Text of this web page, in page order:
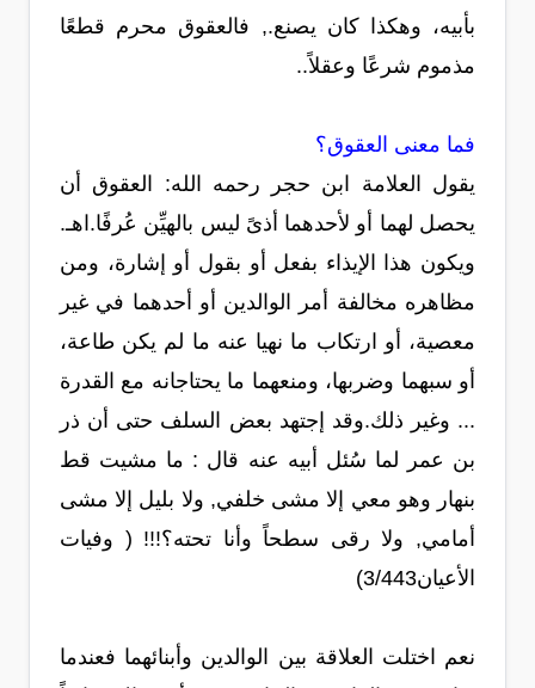
بأبيه، وهكذا كان يصنع., فالعقوق محرم قطعًا
مذموم شرعًا وعقلاً..
فما معنى العقوق؟
يقول العلامة ابن حجر رحمه الله: العقوق أن
يحصل لهما أو لأحدهما أذىً ليس بالهيِّن عُرفًا.اهـ.
ويكون هذا الإيذاء بفعل أو بقول أو إشارة، ومن
مظاهره مخالفة أمر الوالدين أو أحدهما في غير
معصية، أو ارتكاب ما نهيا عنه ما لم يكن طاعة،
أو سبهما وضربها، ومنعهما ما يحتاجانه مع القدرة
... وغير ذلك.وقد إجتهد بعض السلف حتى أن ذر
بن عمر لما سُئل أبيه عنه قال : ما مشيت قط
بنهار وهو معي إلا مشى خلفي, ولا بليل إلا مشى
أمامي, ولا رقى سطحاً وأنا تحته؟!!! ( وفيات
الأعيان3/443)
نعم اختلت العلاقة بين الوالدين وأبنائهما فعندما